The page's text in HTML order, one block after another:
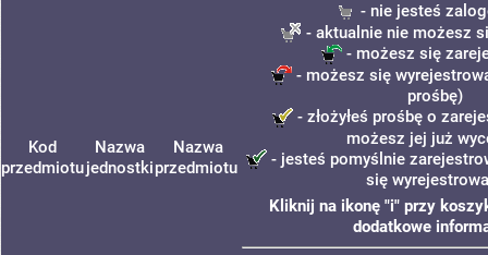
Kod
przedmiotu
Nazwa
jednostki
Nazwa
przedmiotu
- nie jesteś
- aktualnie nie możesz
- możesz się
- możesz się
prośbę)
- złożyłeś prośbę o
możesz jej już
- jesteś pomyślnie
się
Kliknij na ikonę "i" przy
dodatkowe